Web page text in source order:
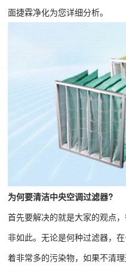
面捷霖净化为您详细分析。
为何要清洁中央空调过滤器?
首先要解决的就是大家的观点
非如此。无论是何种过滤器，
着非常多的污染物，如果不清